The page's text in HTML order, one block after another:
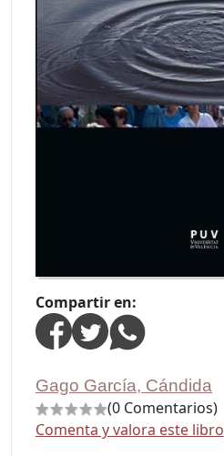
Compartir en:
Gago García, Cándida
(0 Comentarios)
Comenta y valora este libro